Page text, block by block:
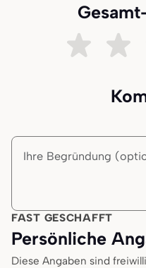
Sehr
FAST GESCHAFFT
Persönliche
Diese Angaben sind